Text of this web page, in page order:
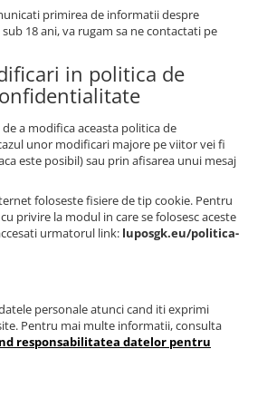
primirea de informatii despre
18 ani, va rugam sa ne contactati pe
in politica de
a modifica aceasta politica de
unor modificari majore pe viitor vei fi
este posibil) sau prin afisarea unui mesaj
foloseste fisiere de tip cookie. Pentru
privire la modul in care se folosesc aceste
urmatorul link: luposgk.eu/politica-
personale atunci cand iti exprimi
Pentru mai multe informatii, consulta
responsabilitatea datelor pentru